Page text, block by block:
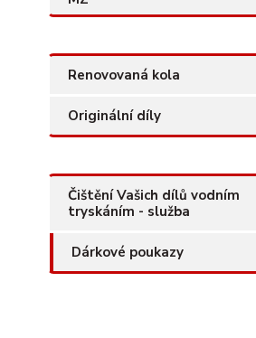
Renovovaná kola
Originální díly
Čištění Vašich dílů vodním
tryskáním - služba
Dárkové poukazy